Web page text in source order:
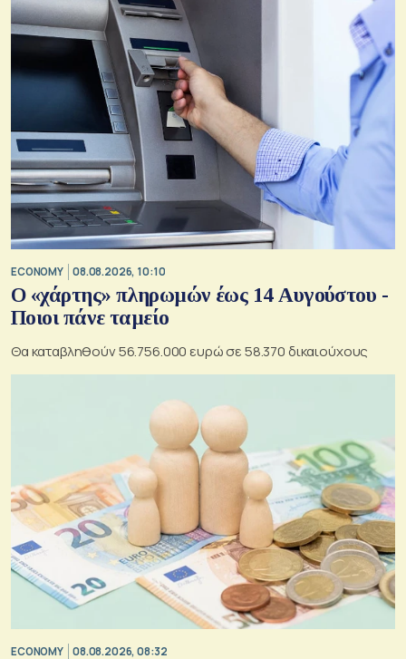
ECONOMY 08.08.2026, 10:10
Ο «χάρτης» πληρωμών έως 14 Αυγούστου -
Ποιοι πάνε ταμείο
Θα καταβληθούν 56.756.000 ευρώ σε 58.370 δικαιούχους
ECONOMY 08.08.2026, 08:32